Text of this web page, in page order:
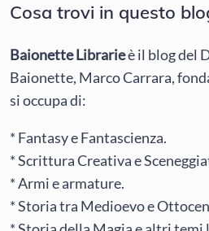
Cosa trovi in questo
Baionette Librarieè il blog del
Baionette, Marco Carrara,
si occupa di:
* Fantasy e Fantascienza.
* Scrittura Creativa e
* Armi e armature.
* Storia tra Medioevo e